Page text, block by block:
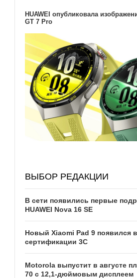
HUAWEI опубликовала
GT 7 Pro
ВЫБОР РЕДАКЦИИ
В сети появились первые
HUAWEI Nova 16 SE
Новый Xiaomi Pad 9 появился
сертификации 3C
Motorola выпустит в августе
70 с 12,1-дюймовым дисплеем